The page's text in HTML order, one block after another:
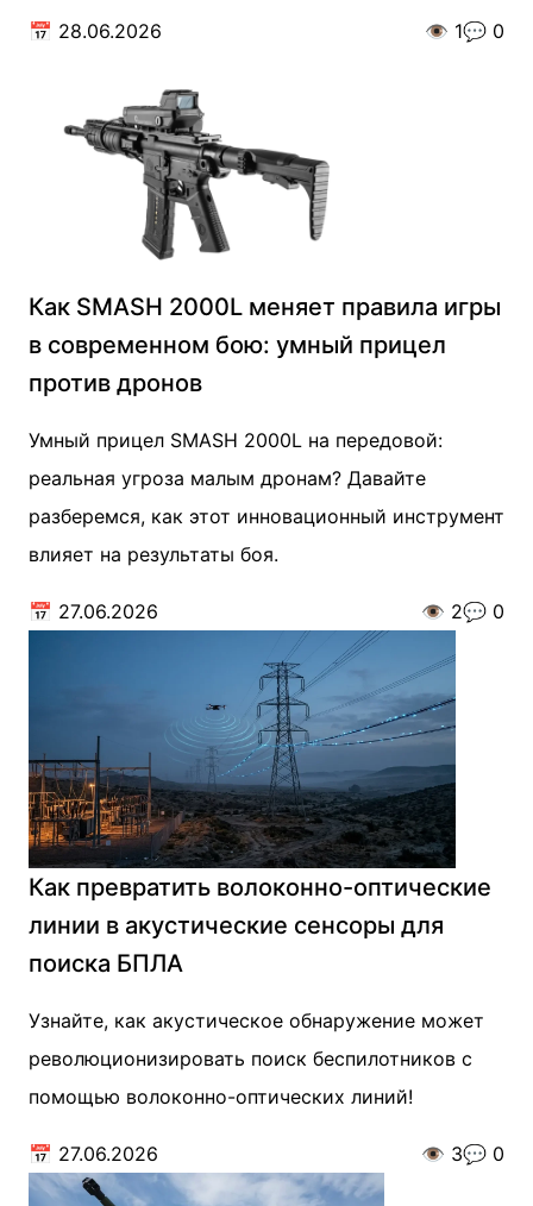
📅 28.06.2026 👁️ 1💬 0
Как SMASH 2000L меняет правила игры
в современном бою: умный прицел
против дронов
Умный прицел SMASH 2000L на передовой:
реальная угроза малым дронам? Давайте
разберемся, как этот инновационный инструмент
влияет на результаты боя.
📅 27.06.2026 👁️ 2💬 0
Как превратить волоконно-оптические
линии в акустические сенсоры для
поиска БПЛА
Узнайте, как акустическое обнаружение может
революционизировать поиск беспилотников с
помощью волоконно-оптических линий!
📅 27.06.2026 👁️ 3💬 0